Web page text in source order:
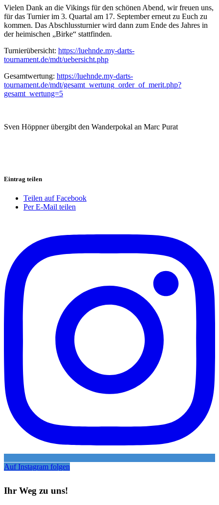
Vielen Dank an die Vikings für den schönen Abend, wir freuen uns,
für das Turnier im 3. Quartal am 17. September erneut zu Euch zu
kommen. Das Abschlussturnier wird dann zum Ende des Jahres in
der heimischen „Birke“ stattfinden.
Turnierübersicht: https://luehnde.my-darts-
tournament.de/mdt/uebersicht.php
Gesamtwertung: https://luehnde.my-darts-
tournament.de/mdt/gesamt_wertung_order_of_merit.php?
gesamt_wertung=5
Sven Höppner übergibt den Wanderpokal an Marc Purat
Eintrag teilen
Teilen auf Facebook
Per E-Mail teilen
Auf Instagram folgen
Ihr Weg zu uns!